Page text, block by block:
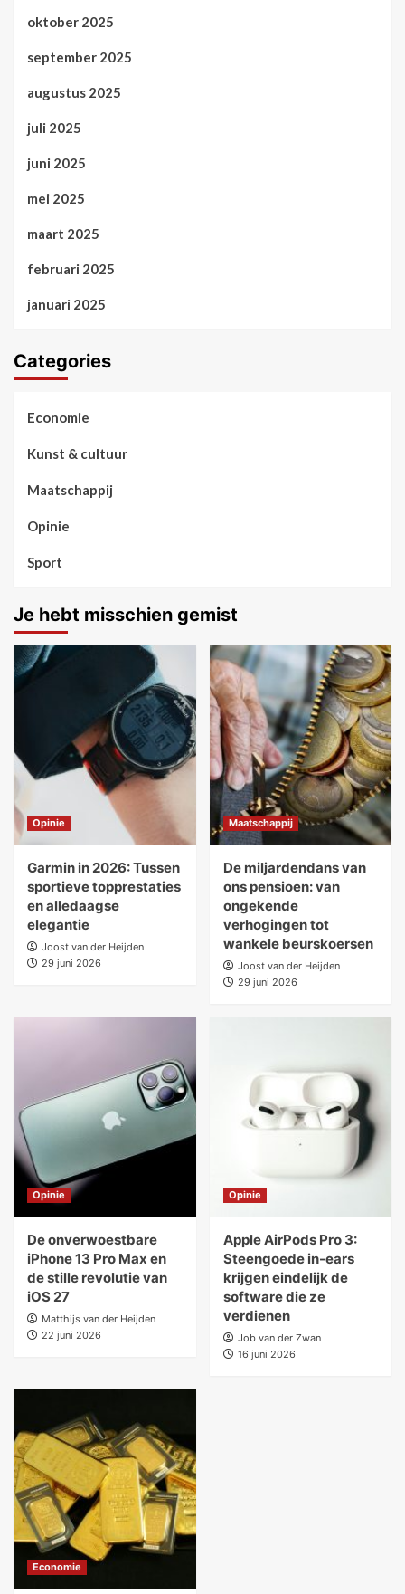
oktober 2025
september 2025
augustus 2025
juli 2025
juni 2025
mei 2025
maart 2025
februari 2025
januari 2025
Categories
Economie
Kunst & cultuur
Maatschappij
Opinie
Sport
Je hebt misschien gemist
Opinie
Garmin in 2026: Tussen
sportieve topprestaties
en alledaagse
elegantie
Joost van der Heijden
29 juni 2026
Maatschappij
De miljardendans van
ons pensioen: van
ongekende
verhogingen tot
wankele beurskoersen
Joost van der Heijden
29 juni 2026
Opinie
De onverwoestbare
iPhone 13 Pro Max en
de stille revolutie van
iOS 27
Matthijs van der Heijden
22 juni 2026
Opinie
Apple AirPods Pro 3:
Steengoede in-ears
krijgen eindelijk de
software die ze
verdienen
Job van der Zwan
16 juni 2026
Economie